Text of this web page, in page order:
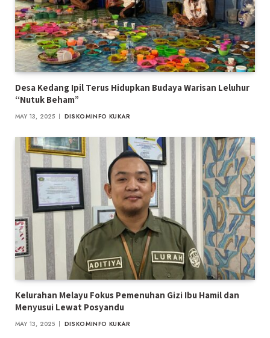
Desa Kedang Ipil Terus Hidupkan Budaya Warisan Leluhur
“Nutuk Beham”
MAY 13, 2025 DISKOMINFO KUKAR
Kelurahan Melayu Fokus Pemenuhan Gizi Ibu Hamil dan
Menyusui Lewat Posyandu
MAY 13, 2025 DISKOMINFO KUKAR